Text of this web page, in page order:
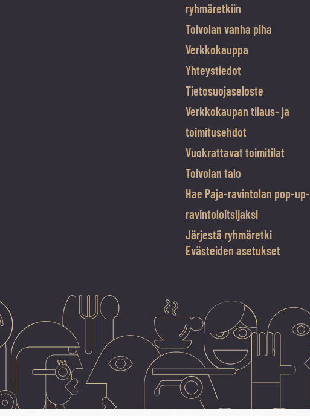
ryhmäretkiin
Toivolan vanha piha
Verkkokauppa
Yhteystiedot
Tietosuojaseloste
Verkkokaupan tilaus- ja
toimitusehdot
Vuokrattavat toimitilat
Toivolan talo
Hae Paja-ravintolan pop-up-
ravintoloitsijaksi
Järjestä ryhmäretki
Evästeiden asetukset